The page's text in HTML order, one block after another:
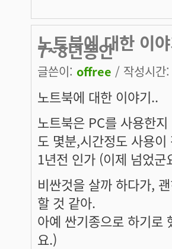
노트북에 대한 이
7~8년동안
글쓴이: offree / 작성시
노트북에 대한 이야기..
노트북은 PC를 사용한
도 몇분,시간정도 사용이
1년전 인가 (이제 넘었
비싼것을 살까 하다가,
할 것 같아.
아예 싼기종으로 하기로
요.)